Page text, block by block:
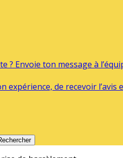
? Envoie ton message à
expérience, de recevoir